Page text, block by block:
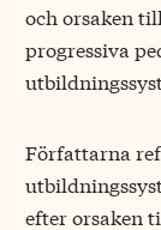
och orsaken
progressiva
Författarna
efter orsaken